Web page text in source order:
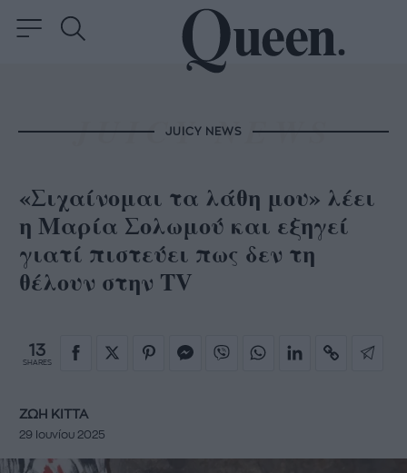
JUICY NEWS
«Σιχαίνομαι τα λάθη μου» λέει
η Μαρία Σολωμού και εξηγεί
γιατί πιστεύει πως δεν τη
θέλουν στην TV
13
SHARES
ΖΩΗ ΚΙΤΤΑ
29 Ιουνίου 2025